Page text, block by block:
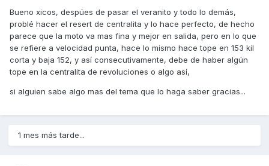
Bueno xicos, despúes de pasar el veranito y todo lo demás,
problé hacer el resert de centralita y lo hace perfecto, de hecho
parece que la moto va mas fina y mejor en salida, pero en lo que
se refiere a velocidad punta, hace lo mismo hace tope en 153 kil
corta y baja 152, y así consecutivamente, debe de haber algún
tope en la centralita de revoluciones o algo así,
si alguien sabe algo mas del tema que lo haga saber gracias...
1 mes más tarde...